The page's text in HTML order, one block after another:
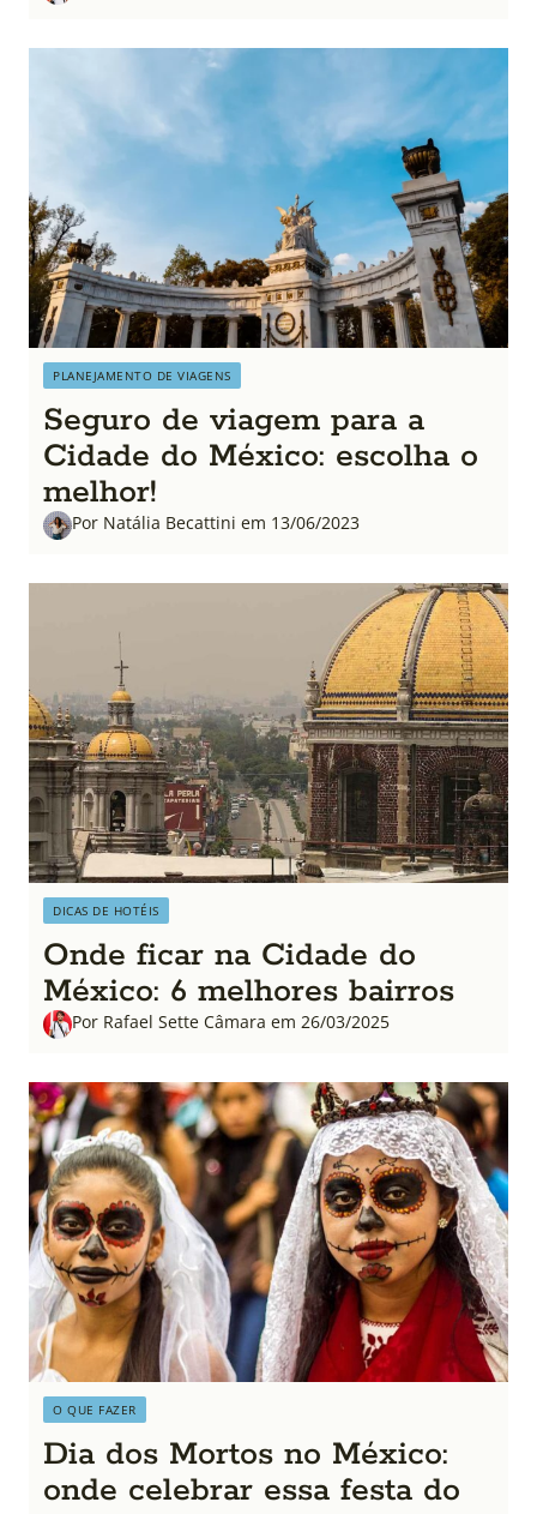
PLANEJAMENTO DE VIAGENS
Seguro de viagem para a
Cidade do México: escolha o
melhor!
Por Natália Becattini em 13/06/2023
DICAS DE HOTÉIS
Onde ficar na Cidade do
México: 6 melhores bairros
Por Rafael Sette Câmara em 26/03/2025
O QUE FAZER
Dia dos Mortos no México:
onde celebrar essa festa do